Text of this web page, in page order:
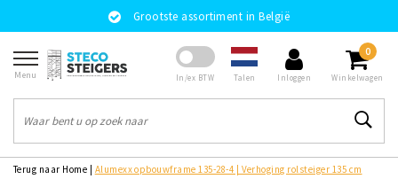
Grootste assortiment in België
Menu In/ex BTW Talen Inloggen
0
Winkelwagen
Terug naar Home Alumexx opbouwframe 135-28-4 | Verhoging rolsteiger 135 cm